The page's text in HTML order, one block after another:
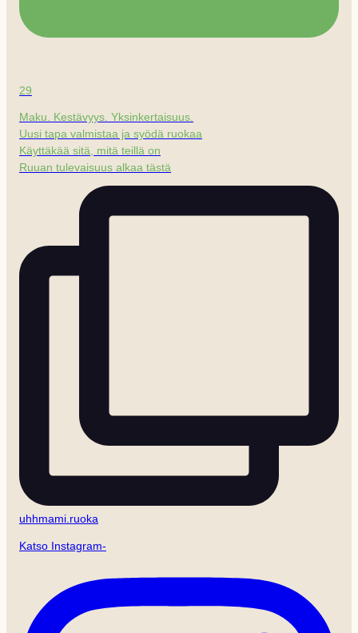
29
Maku. Kestävyys. Yksinkertaisuus.
Uusi tapa valmistaa ja syödä ruokaa
Käyttäkää sitä, mitä teillä on
Ruuan tulevaisuus alkaa tästä
uhhmami.ruoka
Katso Instagram-